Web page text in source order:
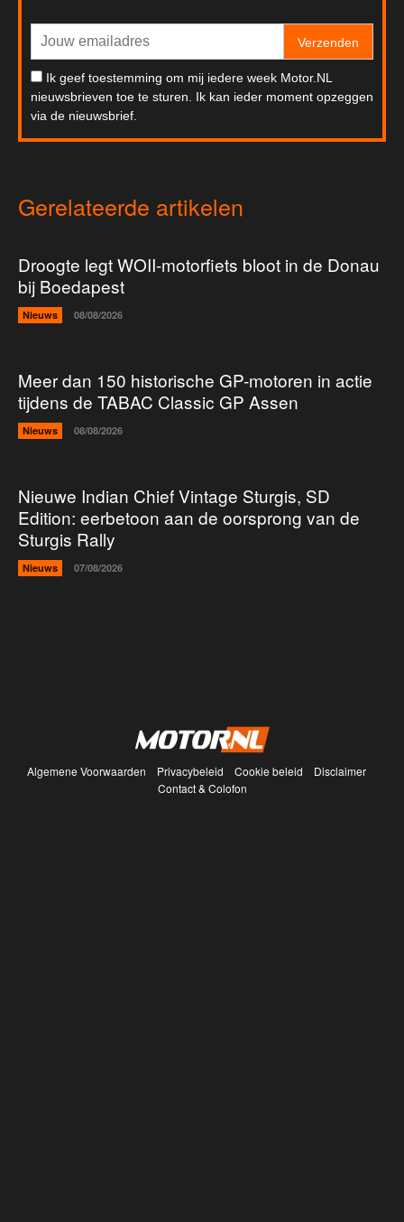
Verzenden
Ik geef toestemming om mij iedere week Motor.NL
nieuwsbrieven toe te sturen. Ik kan ieder moment opzeggen
via de nieuwsbrief.
Gerelateerde artikelen
Droogte legt WOII-motorfiets bloot in de Donau
bij Boedapest
Nieuws 08/08/2026
Meer dan 150 historische GP-motoren in actie
tijdens de TABAC Classic GP Assen
Nieuws 08/08/2026
Nieuwe Indian Chief Vintage Sturgis, SD
Edition: eerbetoon aan de oorsprong van de
Sturgis Rally
Nieuws 07/08/2026
Algemene Voorwaarden Privacybeleid Cookie beleid
Disclaimer
Contact & Colofon